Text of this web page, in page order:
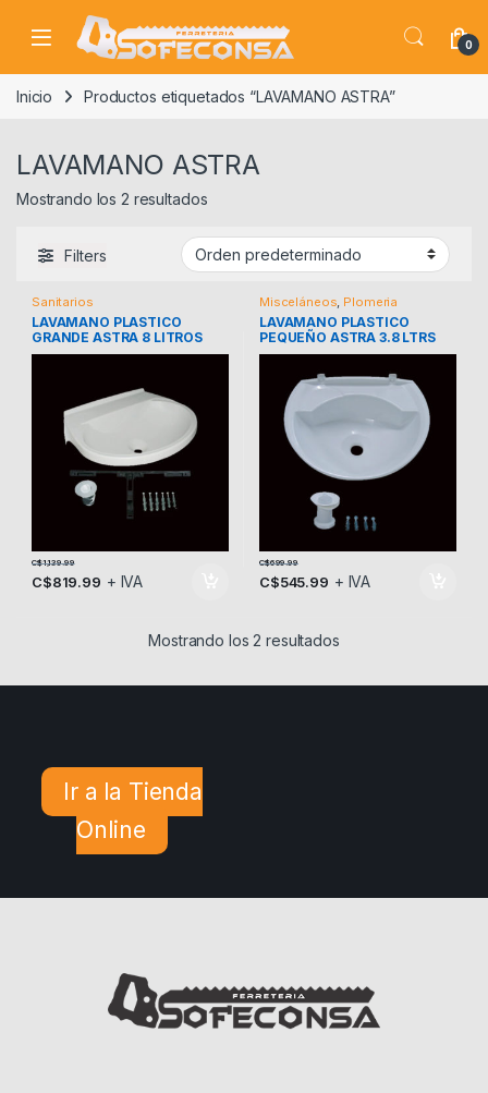
Skip to navigation
Skip to content
0
Inicio Productos etiquetados “LAVAMANO ASTRA”
LAVAMANO ASTRA
Mostrando los 2 resultados
Filters
Sanitarios
LAVAMANO PLASTICO
GRANDE ASTRA 8 LITROS
C$819.99
C$1,139.99
+ IVA
Misceláneos, Plomeria
LAVAMANO PLASTICO
PEQUEÑO ASTRA 3.8 LTRS
C$545.99
C$699.99
+ IVA
Mostrando los 2 resultados
Ir a la Tienda
Online